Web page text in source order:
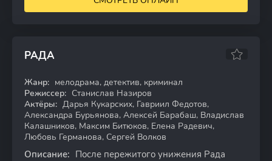
РАДА
WEB-DL
Жанр: мелодрама, детектив, криминал
Режиссер: Станислав Назиров
Актёры: Дарья Кукарских, Гавриил Федотов,
Александра Бурьянова, Алексей Барабаш, Владислав
Калашников, Максим Битюков, Елена Радевич,
Любовь Германова, Сергей Волков
Описание: После пережитого унижения Рада